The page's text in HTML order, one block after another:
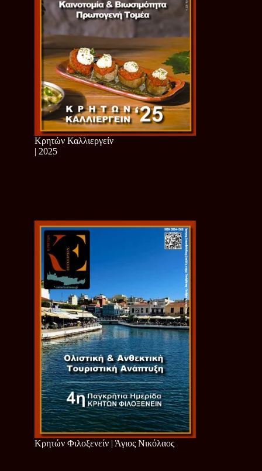
Κρητών Καλλιεργείν
| 2025
Κρητών Φιλοξενείν | Άγιος Νικόλαος